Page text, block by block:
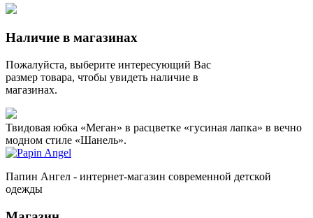
Наличие в магазинах
Пожалуйста, выберите интересующий Вас
размер товара, чтобы увидеть наличие в
магазинах.
Твидовая юбка «Меган» в расцветке «гусиная лапка» в вечно
модном стиле «Шанель».
Папин Ангел - интернет-магазин современной детской
одежды